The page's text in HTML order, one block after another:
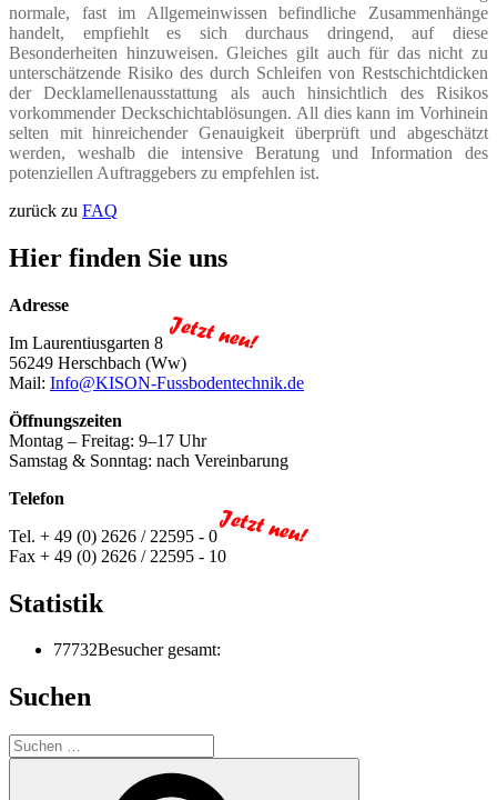
normale, fast im Allgemeinwissen befindliche Zusammenhänge
handelt, empfiehlt es sich durchaus dringend, auf diese
Besonderheiten hinzuweisen. Gleiches gilt auch für das nicht zu
unterschätzende Risiko des durch Schleifen von Restschichtdicken
der Decklamellenausstattung als auch hinsichtlich des Risikos
vorkommender Deckschichtablösungen. All dies kann im Vorhinein
selten mit hinreichender Genauigkeit überprüft und abgeschätzt
werden, weshalb die intensive Beratung und Information des
potenziellen Auftraggebers zu empfehlen ist.
zurück zu FAQ
Hier finden Sie uns
Adresse
Im Laurentiusgarten 8
56249 Herschbach (Ww)
Mail: Info@KISON-Fussbodentechnik.de
Öffnungszeiten
Montag – Freitag: 9–17 Uhr
Samstag & Sonntag: nach Vereinbarung
Telefon
Tel. + 49 (0) 2626 / 22595 - 0
Fax + 49 (0) 2626 / 22595 - 10
Statistik
77732Besucher gesamt:
Suchen
Suchen
nach: